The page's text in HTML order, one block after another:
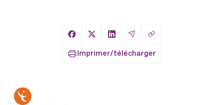
Partager sur Facebook
Partager sur X
Partager sur LinkedIn
Partager par Email
Copier le lien
Imprimer/télécharger